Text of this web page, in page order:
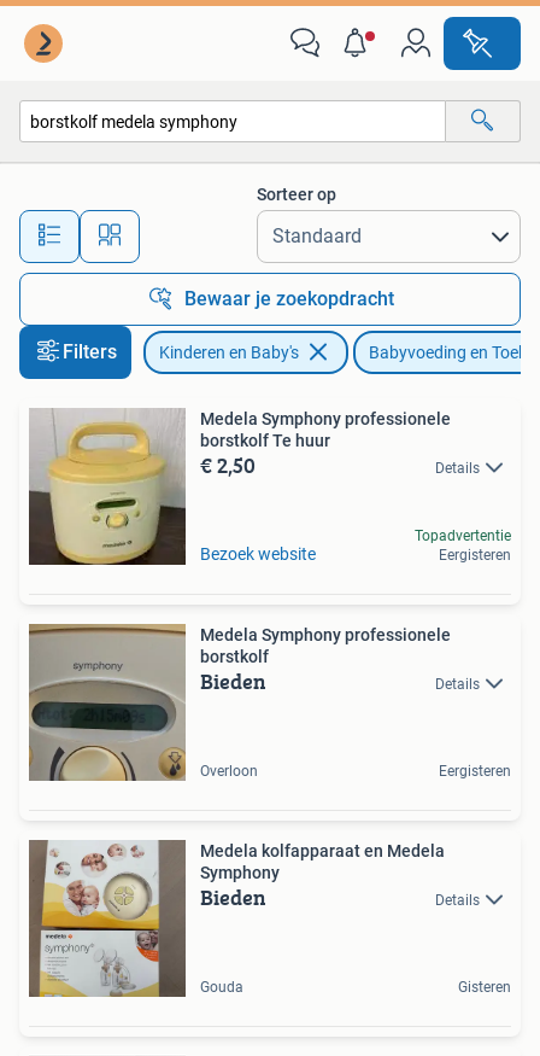
Alle afstanden…
Sorteer op
Bewaar je zoekopdracht
Filters Kinderen en Baby's Babyvoeding en
Medela Symphony professionele
borstkolf Te huur
€ 2,50 Details
Bezoek website
Topadvertentie
Eergisteren
Medela Symphony professionele
borstkolf
Bieden Details
Overloon Eergisteren
Medela kolfapparaat en Medela
Symphony
Bieden Details
Gouda Gisteren